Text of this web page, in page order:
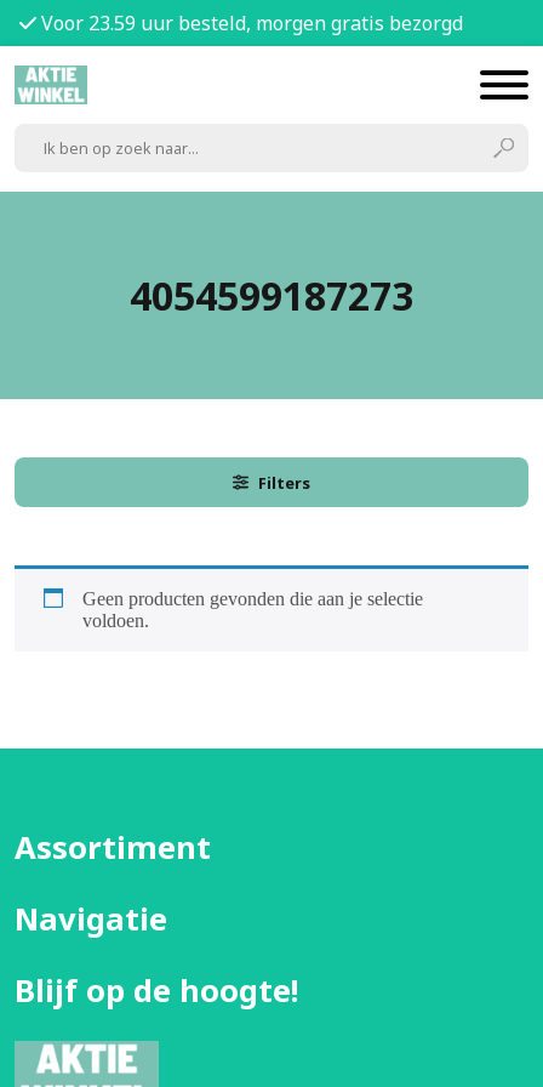
Voor 23.59 uur besteld, morgen gratis bezorgd
4054599187273
Filters
Geen producten gevonden die aan je selectie
voldoen.
Assortiment
Navigatie
Blijf op de hoogte!